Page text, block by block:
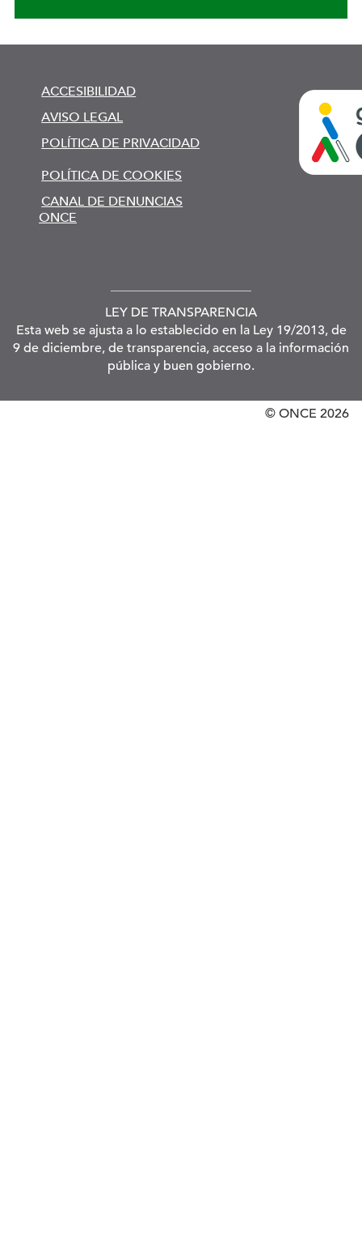
ACCESIBILIDAD
AVISO LEGAL
POLÍTICA DE PRIVACIDAD
POLÍTICA DE COOKIES
CANAL DE DENUNCIAS
ONCE
LEY DE TRANSPARENCIA
Esta web se ajusta a lo establecido en la Ley 19/2013, de
9 de diciembre, de transparencia, acceso a la información
pública y buen gobierno.
© ONCE 2026